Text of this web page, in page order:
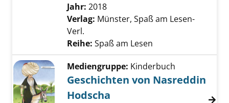
Suche nach diesem Verfasser
Jahr: 2018
Verlag: Münster, Spaß am Lesen-
Verl.
Reihe: Spaß am Lesen
Mediengruppe: Kinderbuch
Geschichten von Nasreddin
Hodscha